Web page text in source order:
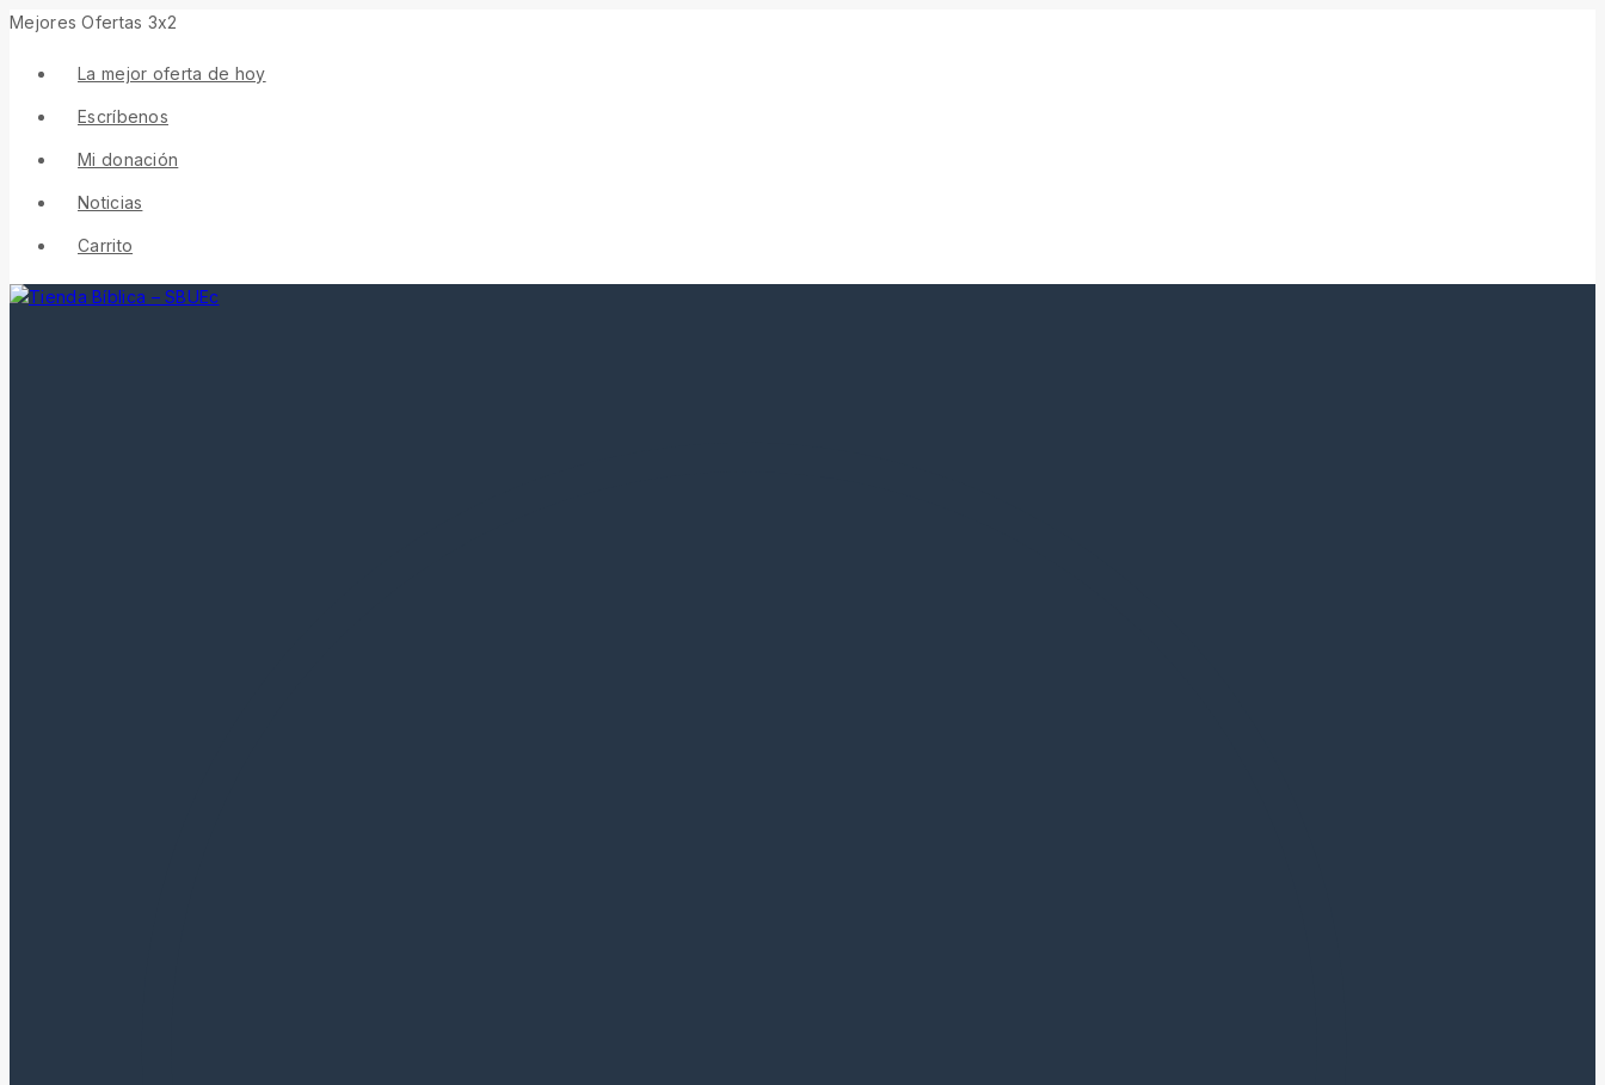
Mejores Ofertas 3x2
La mejor oferta de hoy
Escríbenos
Mi donación
Noticias
Carrito